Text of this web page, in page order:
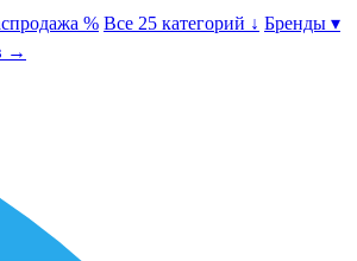
% Все 25 категорий ↓ Бренды ▾
→